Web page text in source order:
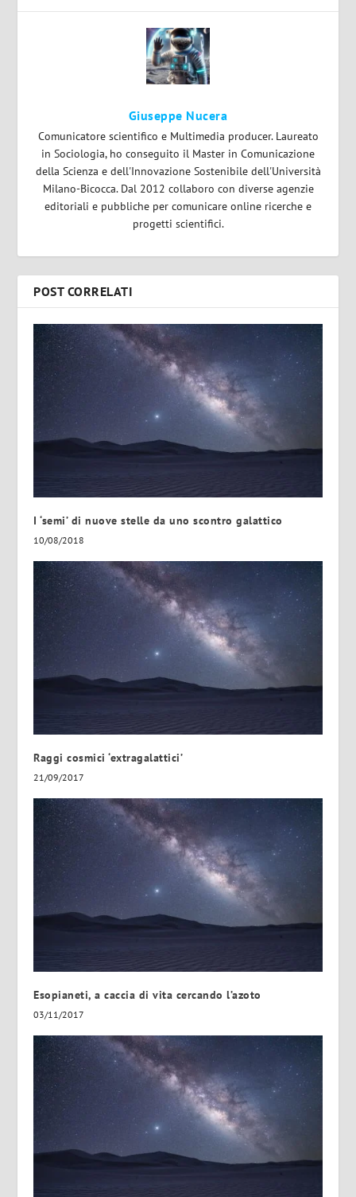
Giuseppe Nucera
Comunicatore scientifico e Multimedia producer. Laureato
in Sociologia, ho conseguito il Master in Comunicazione
della Scienza e dell'Innovazione Sostenibile dell'Università
Milano-Bicocca. Dal 2012 collaboro con diverse agenzie
editoriali e pubbliche per comunicare online ricerche e
progetti scientifici.
POST CORRELATI
I ‘semi’ di nuove stelle da uno scontro galattico
10/08/2018
Raggi cosmici ‘extragalattici’
21/09/2017
Esopianeti, a caccia di vita cercando l’azoto
03/11/2017